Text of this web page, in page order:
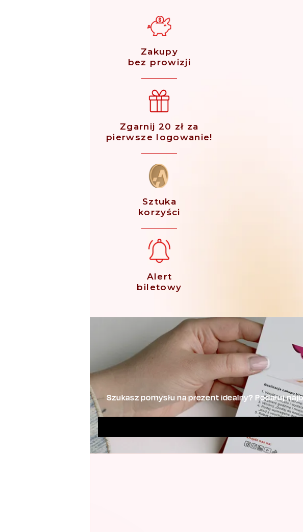
–
Zakupy
bez prowizji
Zgarnij 20 zł za
pierwsze logowanie!
Sztuka
korzyści
Alert
biletowy
Szukasz pomysłu na prezent idealny? Podaruj